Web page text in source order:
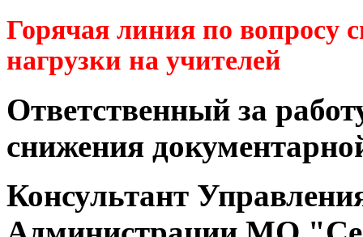
Горячая линия по вопросу
нагрузки на учителей
Ответственный за
снижения
Консультант